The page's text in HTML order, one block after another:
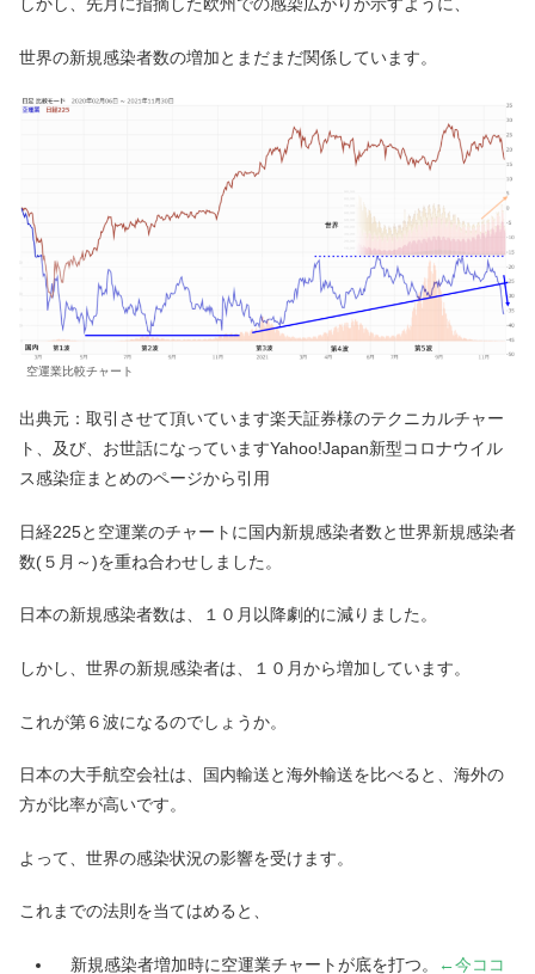
しかし、先月に指摘した欧州での感染広がりが示すように、
世界の新規感染者数の増加とまだまだ関係しています。
空運業比較チャート
出典元：取引させて頂いています楽天証券様のテクニカルチャー
ト、及び、お世話になっていますYahoo!Japan新型コロナウイル
ス感染症まとめのページから引用
日経225と空運業のチャートに国内新規感染者数と世界新規感染者
数(５月～)を重ね合わせしました。
日本の新規感染者数は、１０月以降劇的に減りました。
しかし、世界の新規感染者は、１０月から増加しています。
これが第６波になるのでしょうか。
日本の大手航空会社は、国内輸送と海外輸送を比べると、海外の
方が比率が高いです。
よって、世界の感染状況の影響を受けます。
これまでの法則を当てはめると、
新規感染者増加時に空運業チャートが底を打つ。
←今ココ